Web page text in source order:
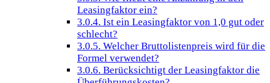
Leasingfaktor ein?
3.0.4. Ist ein Leasingfaktor von 1,0 gut oder
schlecht?
3.0.5. Welcher Bruttolistenpreis wird für die
Formel verwendet?
3.0.6. Berücksichtigt der Leasingfaktor die